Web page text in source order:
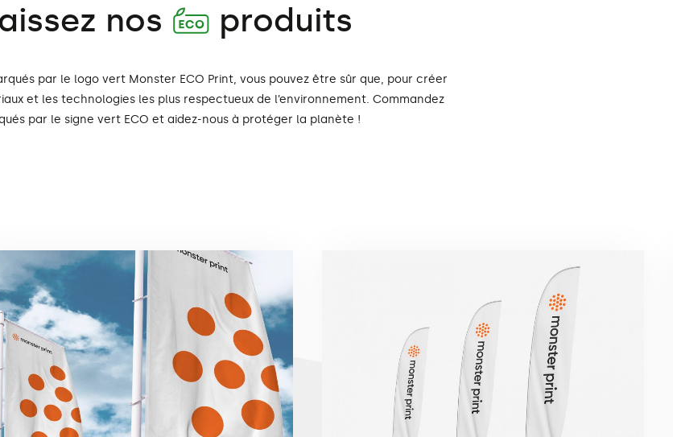
nos A produits
par le logo vert Monster ECO Print, vous pouvez être sûr que, pour créer
et les technologies les plus respectueux de l’environnement. Commandez
par le signe vert ECO et aidez-nous à protéger la planète !